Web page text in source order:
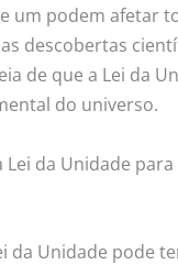
um podem afetar
descobertas
de que a Lei da
do universo.
da Unidade
da Unidade pode